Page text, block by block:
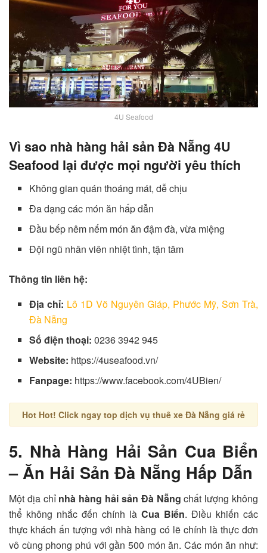
4U Seafood
Vì sao nhà hàng hải sản Đà Nẵng 4U
Seafood lại được mọi người yêu thích
Không gian quán thoáng mát, dễ chịu
Đa dạng các món ăn hấp dẫn
Đầu bếp nêm nếm món ăn đậm đà, vừa miệng
Đội ngũ nhân viên nhiệt tình, tận tâm
Thông tin liên hệ:
Địa chỉ: Lô 1D Võ Nguyên Giáp, Phước Mỹ, Sơn Trà,
Đà Nẵng
Số điện thoại: 0236 3942 945
Website: https://4useafood.vn/
Fanpage: https://www.facebook.com/4UBien/
Hot Hot! Click ngay top dịch vụ thuê xe Đà Nẵng giá rẻ
5. Nhà Hàng Hải Sản Cua Biển
– Ăn Hải Sản Đà Nẵng Hấp Dẫn
Một địa chỉ nhà hàng hải sản Đà Nẵng chất lượng không
thể không nhắc đến chính là Cua Biển. Điều khiến các
thực khách ấn tượng với nhà hàng có lẽ chính là thực đơn
vô cùng phong phú với gần 500 món ăn. Các món ăn như: